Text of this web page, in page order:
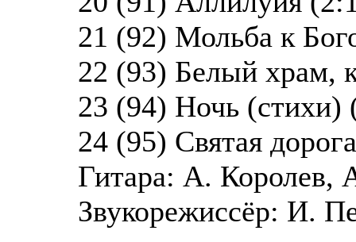
21 (92) Мольба к
22 (93) Белый храм,
23 (94) Ночь (стихи)
24 (95) Святая
Гитара: А. Королев,
Звукорежиссёр: И.